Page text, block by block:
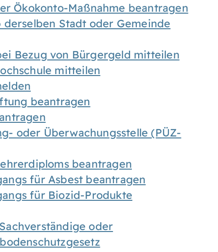
Ökokonto-Maßnahme beantragen
Stadt oder Gemeinde
Bezug von Bürgergeld mitteilen
mitteilen
beantragen
oder Überwachungsstelle (PÜZ-
beantragen
für Asbest beantragen
für Biozid-Produkte
oder